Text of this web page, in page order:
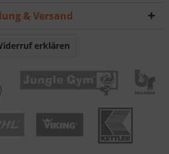
& Versand
erklären